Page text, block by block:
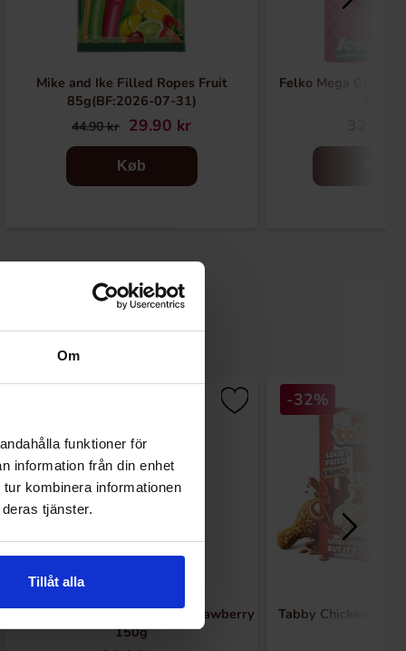
Om
funktioner för
information från din enhet
kombinera informationen
tjänster.
Tillåt alla
Mike and Ike Filled Ropes Fruit
85g(BF:2026-07-31)
44.90 kr 29.90 kr
Køb
Felko Mega
Shades By Niko Straight Up Strawberry
150g
-32%
Tabby Chicken